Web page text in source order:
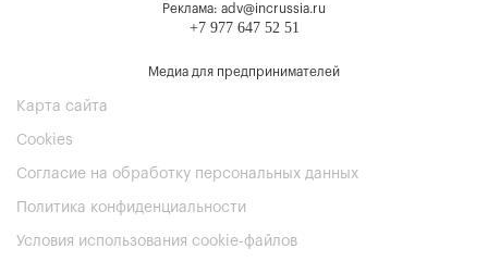
Реклама: adv@incrussia.ru
+7 977 647 52 51
Медиа для предпринимателей
Карта сайта
Cookies
Согласие на обработку персональных данных
Политика конфиденциальности
Условия использования cookie-файлов